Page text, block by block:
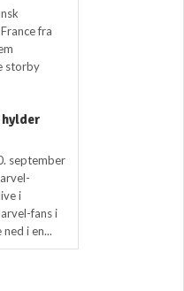
fra
storby
hylder
september
i
fans i
i en...